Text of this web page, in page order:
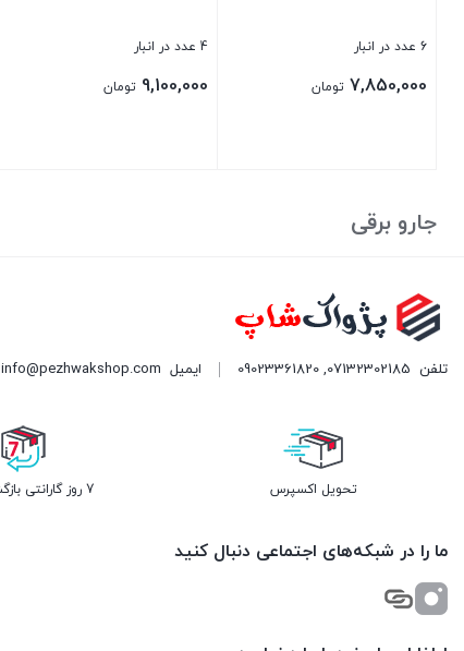
6 عدد در انبار
7,850,000 تومان
4 عدد در انبار
9,100,000 تومان
جارو برقی
تلفن 07132302185
,
09023361820 ایمیل info@pezhwakshop.com
تحویل اکسپرس 7 روز گارانتی بازگشت وجه
ما را در شبکه‌های اجتماعی دنبال کنید